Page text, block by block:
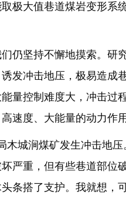
极大值巷道煤岩变形系
坚持不懈地摸索。研
发冲击地压，极易造成
量控制难度大，冲击过
速度、大能量的动力作
城涧煤矿发生冲击地压
严重，但有些巷道部位
条搭了支护。我就想，